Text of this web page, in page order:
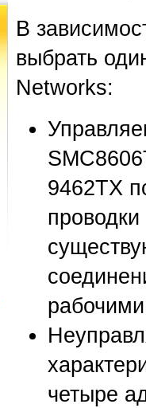
В
выбрать
Networks:
9462TX
четыре